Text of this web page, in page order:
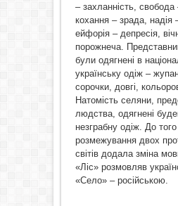
– захланність, свобода
кохання – зрада, надія
ейфорія – депресія,
порожнеча.
були одягнені в
українську одіж –
сорочки, довгі,
Натомість селяни,
людства, одягнені
незграбну одіж. До того
розмежування двох
світів додала зміна
«Ліс» розмовляв
«Село» – російською.